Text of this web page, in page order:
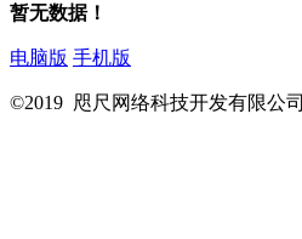
暂无数据！
电脑版 手机版
©2019 咫尺网络科技开发有限公司